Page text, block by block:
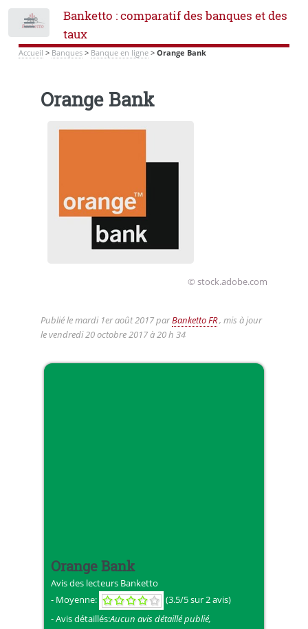
Banketto : comparatif des banques et des
taux
Accueil > Banques> Banque en ligne> Orange Bank
Orange Bank
© stock.adobe.com
Publié lemardi 1er août 2017parBanketto FR, mis à jour
levendredi 20 octobre 2017 à 20 h 34
Orange Bank
Avis des lecteurs Banketto
- Moyenne:
(3.5/5sur 2 avis)
- Avis détaillés:Aucun avis détaillé publié,